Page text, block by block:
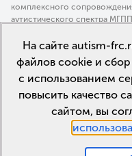
комплексного
аутистического спектра
Политика конфиденциальности
Пользовательское соглашение
На сайте autism-
файлов cookie и
с использованием
повысить качество
сайтом, вы